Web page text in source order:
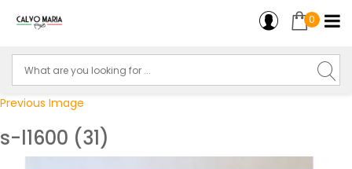
0
Previous Image
s-l1600 (31)